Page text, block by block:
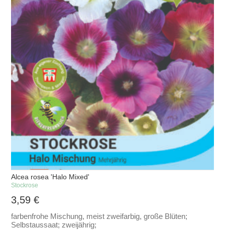
Alcea rosea 'Halo Mixed'
Stockrose
3,59€
farbenfrohe Mischung, meist zweifarbig, große Blüten;
Selbstaussaat; zweijährig;